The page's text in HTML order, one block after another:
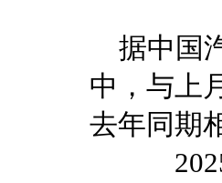
据中国
中，与上
去年同期
2025年